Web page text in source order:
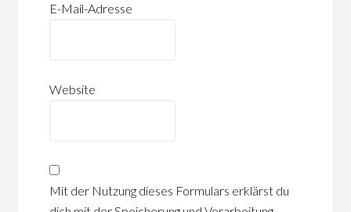
E-Mail-Adresse
Website
Mit der Nutzung dieses Formulars erklärst du